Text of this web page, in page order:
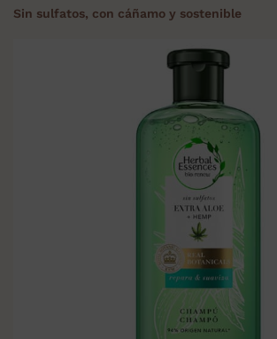
Sin sulfatos, con cáñamo y sostenible